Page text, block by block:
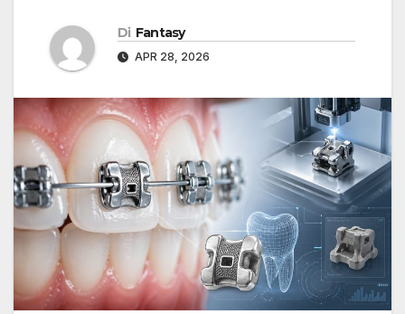
Di Fantasy
APR 28, 2026